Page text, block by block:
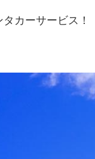
カーサービス！